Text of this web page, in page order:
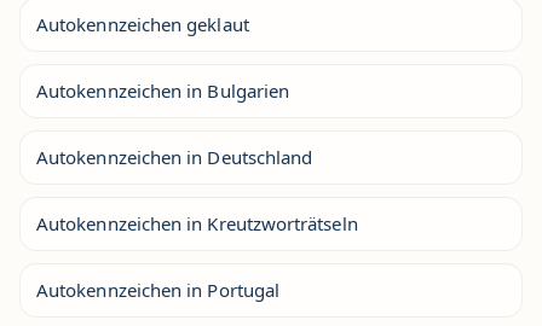
Autokennzeichen geklaut
Autokennzeichen in Bulgarien
Autokennzeichen in Deutschland
Autokennzeichen in Kreutzworträtseln
Autokennzeichen in Portugal